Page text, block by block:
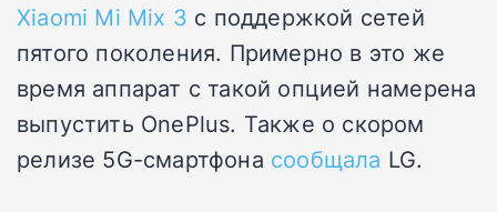
Xiaomi Mi Mix 3 с поддержкой сетей
пятого поколения. Примерно в это же
время аппарат с такой опцией намерена
выпустить OnePlus. Также о скором
релизе 5G-смартфона сообщала LG.